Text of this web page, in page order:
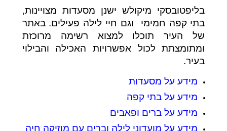
בליפטובסקי מיקולש ישנן מסעדות מצויינות,
בתי קפה חמימי וגם חיי לילה פעילים. באתר
של העיר תוכלו למצוא רשימה מרוכזת
ומתומצתת לכול אפשרויות האכילה והבילוי
בעיר.
מידע על מסעדות
מידע על בתי קפה
מידע על ברים ופאבים
מידע על מועדוני לילה וברים עם מוזיקה חיה